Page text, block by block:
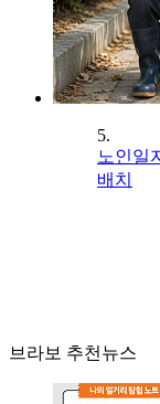
5.
노인일
배치
브라보 추천뉴스